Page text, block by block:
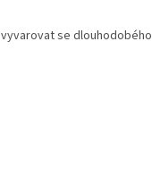
se dlouhodobého